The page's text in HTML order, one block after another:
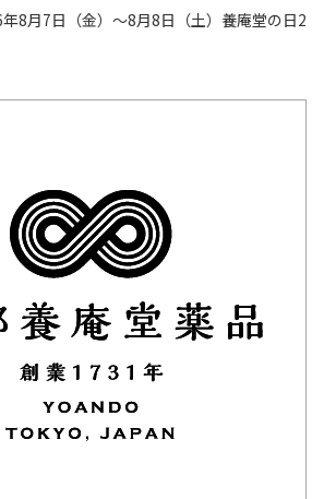
年8月7日（金）〜8月8日（土）養庵堂の日2